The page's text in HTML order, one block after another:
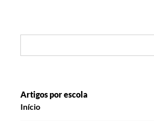
Artigos por escola
Início